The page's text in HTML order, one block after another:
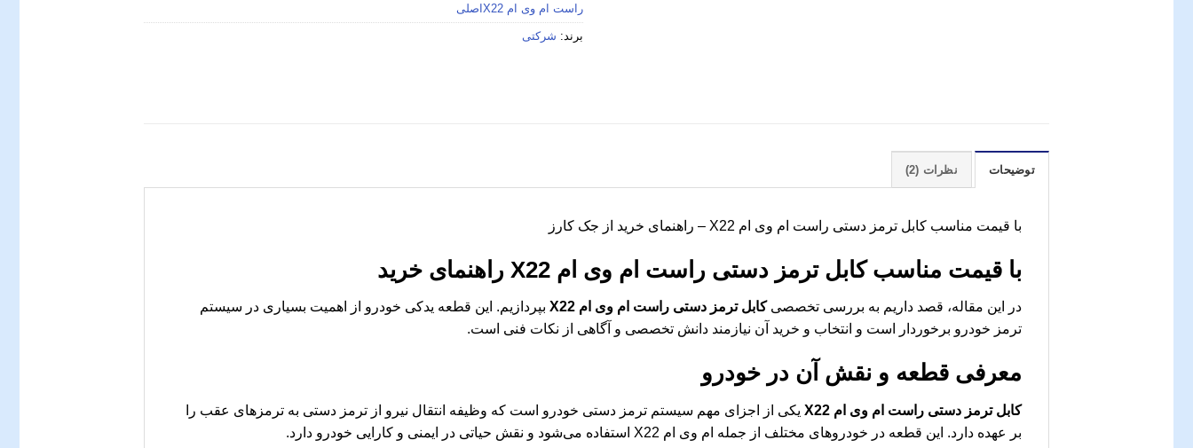
راست ام وی ام X22اصلی
برند: شرکتی
توضیحات نظرات (2)
با قیمت مناسب کابل ترمز دستی راست ام وی ام X22 – راهنمای خرید از جک کارز
با قیمت مناسبکابل ترمز دستی راست ام وی ام X22 راهنمای خرید
در این مقاله، قصد داریم به بررسی تخصصیکابل ترمز دستی راست ام وی ام X22
بپردازیم. این قطعه یدکی خودرو از اهمیت بسیاری در سیستم
ترمز خودرو برخوردار است و انتخاب و خرید آن نیازمند دانش تخصصی و آگاهی از نکات فنی است.
معرفی قطعه و نقش آن در خودرو
کابل ترمز دستی راست ام وی ام X22
یکی از اجزای مهم سیستم ترمز دستی خودرو است که وظیفه انتقال نیرو از ترمز دستی به ترمزهای عقب را
بر عهده دارد. این قطعه در خودروهای مختلف از جمله ام وی ام X22 استفاده می‌شود و نقش حیاتی در ایمنی و کارایی خودرو دارد.